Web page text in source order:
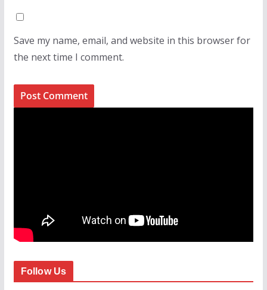
Save my name, email, and website in this browser for
the next time I comment.
Follow Us